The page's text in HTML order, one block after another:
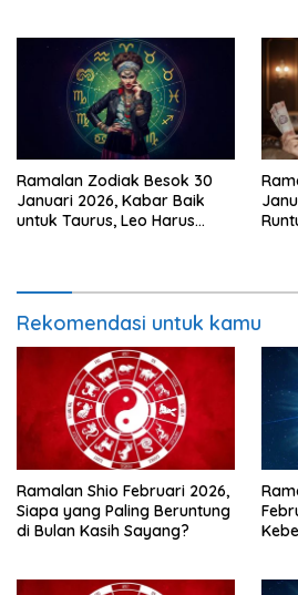
Ramalan Zodiak Besok 30
Januari 2026, Kabar Baik
untuk Taurus, Leo Harus
Rekomendasi untuk kamu
Ramalan Shio Februari 2026,
Siapa yang Paling Beruntung
di Bulan Kasih Sayang?